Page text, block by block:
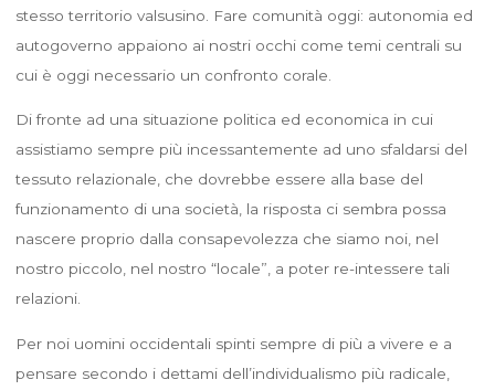
stesso territorio valsusino. Fare comunità oggi: autonomia ed
autogoverno appaiono ai nostri occhi come temi centrali su
cui è oggi necessario un confronto corale.
Di fronte ad una situazione politica ed economica in cui
assistiamo sempre più incessantemente ad uno sfaldarsi del
tessuto relazionale, che dovrebbe essere alla base del
funzionamento di una società, la risposta ci sembra possa
nascere proprio dalla consapevolezza che siamo noi, nel
nostro piccolo, nel nostro “locale”, a poter re-intessere tali
relazioni.
Per noi uomini occidentali spinti sempre di più a vivere e a
pensare secondo i dettami dell’individualismo più radicale,